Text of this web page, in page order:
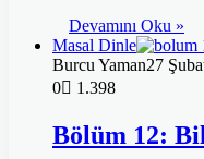
Devamını Oku »
Masal Dinle
Burcu Yaman27
0
1.398
Bölüm 12: